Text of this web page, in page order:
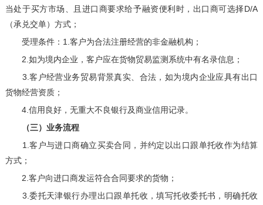
当处于买方市场、且进口商要求给予融资便利时，出口商可选择D/A
（承兑交单）方式；
受理条件：1.客户为合法注册经营的非金融机构；
2.如为境内企业，客户应在货物贸易监测系统中有名录信息；
3.客户经营业务贸易背景真实、合法，如为境内企业应具有出口
货物经营资质；
4.信用良好，无重大不良银行及商业信用记录。
（三）业务流程
1.客户与进口商确立买卖合同，并约定以出口跟单托收作为结算
方式；
2.客户向进口商发运符合合同要求的货物；
3.委托天津银行办理出口跟单托收，填写托收委托书，明确托收